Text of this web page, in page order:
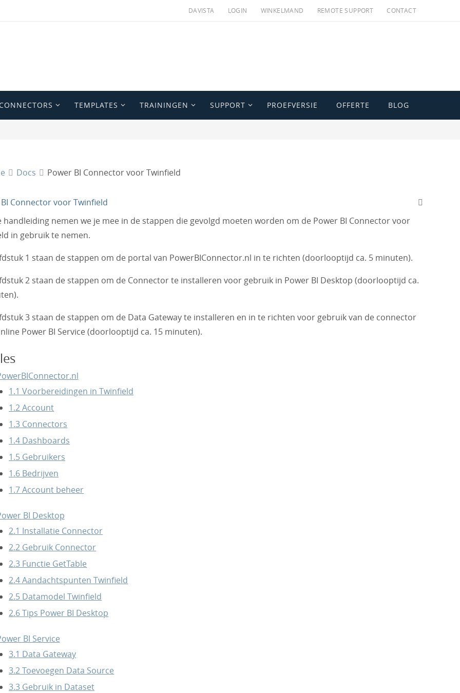
DAVISTA LOGIN WINKELMAND REMOTE SUPPORT CONTACT
TEMPLATES TRAININGEN SUPPORT PROEFVERSIE OFFERTE BLOG
Docs Power BI Connector voor Twinfield
Connector voor Twinfield
handleiding nemen we je mee in de stappen die gevolgd moeten worden om de Power BI Connector voor
in gebruik te nemen.
1 staan de stappen om de portal van PowerBIConnector.nl in te richten (doorlooptijd ca. 5 minuten).
2 staan de stappen om de Connector te installeren voor gebruik in Power BI Desktop (doorlooptijd ca.
3 staan de stappen om de Data Gateway te installeren en in te richten voor gebruik van de connector
Power BI Service (doorlooptijd ca. 15 minuten).
1.1 Voorbereidingen in Twinfield
1.2 Account
1.3 Connectors
1.4 Dashboards
1.5 Gebruikers
1.6 Bedrijven
1.7 Account beheer
BI Desktop
2.1 Installatie Connector
2.2 Gebruik Connector
2.3 Functie GetTable
2.4 Aandachtspunten Twinfield
2.5 Datamodel Twinfield
2.6 Tips Power BI Desktop
BI Service
3.1 Data Gateway
3.2 Toevoegen Data Source
3.3 Gebruik in Dataset